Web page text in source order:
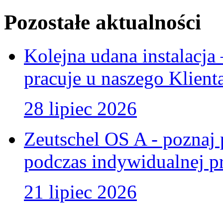
Pozostałe aktualności
Kolejna udana
pracuje u naszego
28 lipiec 2026
Zeutschel OS A -
podczas indywidualnej
21 lipiec 2026